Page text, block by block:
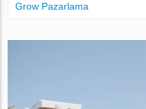
Grow Pazarlama